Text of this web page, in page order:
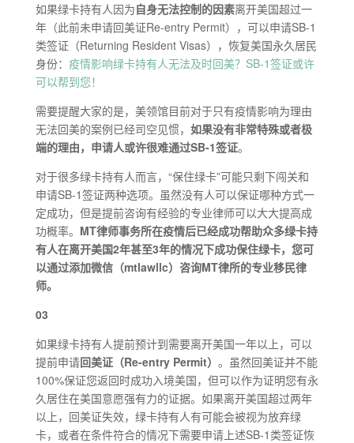
如果绿卡持有人因为自身无法控制的因素离开美国超过一
年（此前未申请回美证Re-entry Permit），可以申请SB-1
类签证（Returning Resident Visas），恢复美国永久居民
身份： 疫情影响绿卡持有人无法及时回美？SB-1签证或许
可以帮到您！
需要提醒大家的是，美领馆目前对于只有疫情影响为理由
无法回美的案例已经司空见惯， 如果没有非常特殊或者极
端的理由，申请人或许很难通过SB-1签证。
对于很多绿卡持有人而言，“保住绿卡”可能只剩下闯关和
申请SB-1签证两种选项。虽然没有人可以保证哪种方式一
定成功，但是提前咨询有经验的专业律师可以大大提高成
功概率。 MT律师事务所在疫情后已经成功帮助众多绿卡持
有人在离开美国2年甚至3年的情况下成功保住绿卡，您可
以通过添加微信（mtlawllc）咨询MT律所的专业移民律
师。
03
如果绿卡持有人提前预计到需要离开美国一年以上，可以
提前申请回美证（Re-entry Permit） 。虽然回美证并不能
100%保证您返回时成功入境美国，但可以作为证明您有永
久居住在美国意愿强有力的证据。如果离开美国超过两年
以上，回美证失效，绿卡持有人有可能会被视为放弃绿
卡，或者在条件符合的情况下需要申请上述SB-1类签证恢